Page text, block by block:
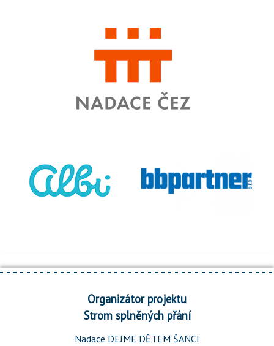
Organizátor projektu
Strom splněných přání
Nadace DEJME DĚTEM ŠANCI